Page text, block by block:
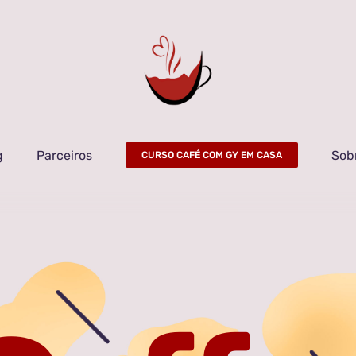
Parceiros CURSO CAFÉ COM GY EM CASA